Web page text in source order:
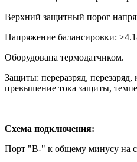
Верхний защитный порог
Напряжение балансировки:
Оборудована термодатчиком.
Защиты: переразряд, перезаряд,
превышение тока защиты,
Схема подключения:
Порт "B-" к общему минусу на